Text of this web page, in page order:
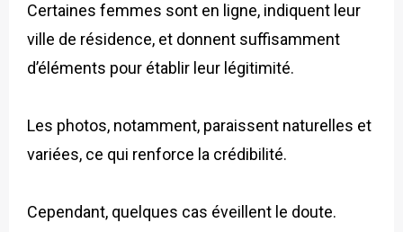
Certaines femmes sont en ligne, indiquent leur
ville de résidence, et donnent suffisamment
d’éléments pour établir leur légitimité.
Les photos, notamment, paraissent naturelles et
variées, ce qui renforce la crédibilité.
Cependant, quelques cas éveillent le doute.